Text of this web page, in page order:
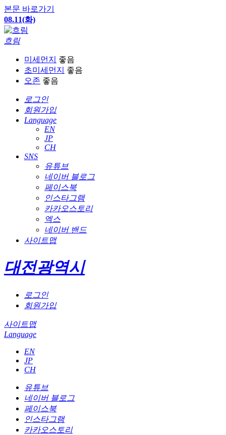
본문 바로가기
08.11(화)
흐림
미세먼지
좋음
초미세먼지
좋음
오존 좋음
로그인
회원가입
Language
EN
JP
CH
SNS
유튜브
네이버 블로그
페이스북
인스타그램
카카오스토리
엑스
네이버 밴드
사이트맵
대전광역시
로그인
회원가입
사이트맵
Language
EN
JP
CH
유튜브
네이버 블로그
페이스북
인스타그램
카카오스토리